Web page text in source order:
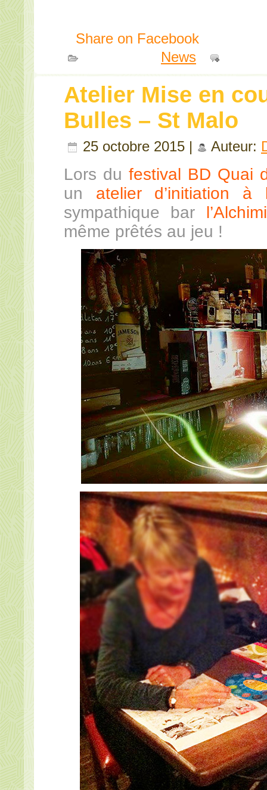
Share on Facebook
News
Atelier Mise en
Bulles – St Malo
25 octobre 2015 | Auteur:
Lors dufestival BD Quai
un atelier d’initiation
sympathique bar
même prêtés au jeu !